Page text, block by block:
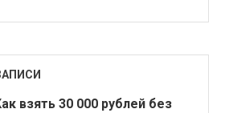
взять 30 000 рублей без